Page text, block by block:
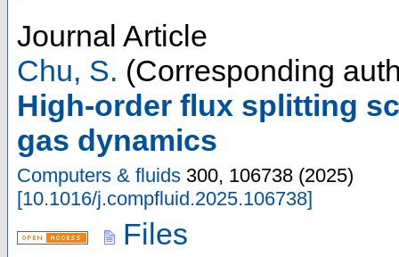
Journal Article
Chu, S. (Corresponding
High-order flux splitting
gas dynamics
Computers & fluids 300, 106738 (2025)
[10.1016/j.compfluid.2025.106738]
Files